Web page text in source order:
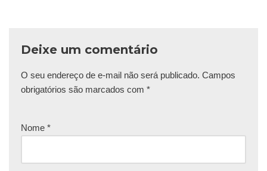
Deixe um comentário
O seu endereço de e-mail não será publicado. Campos
obrigatórios são marcados com *
Nome *